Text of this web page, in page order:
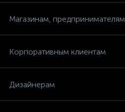
Магазинам, предпринимателям
Корпоративным клиентам
Дизайнерам